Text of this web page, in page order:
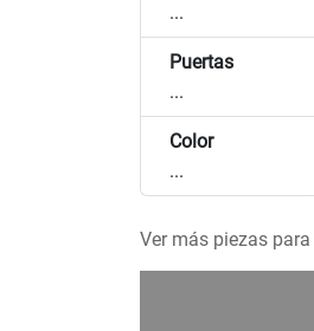
...
Puertas
...
Color
...
Ver más piezas para